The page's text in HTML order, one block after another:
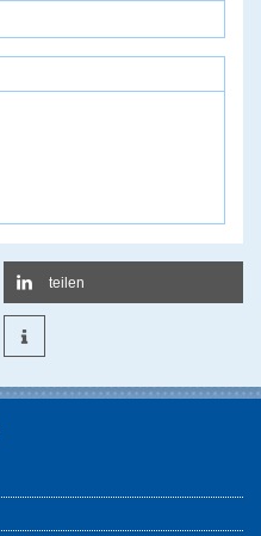
teilen